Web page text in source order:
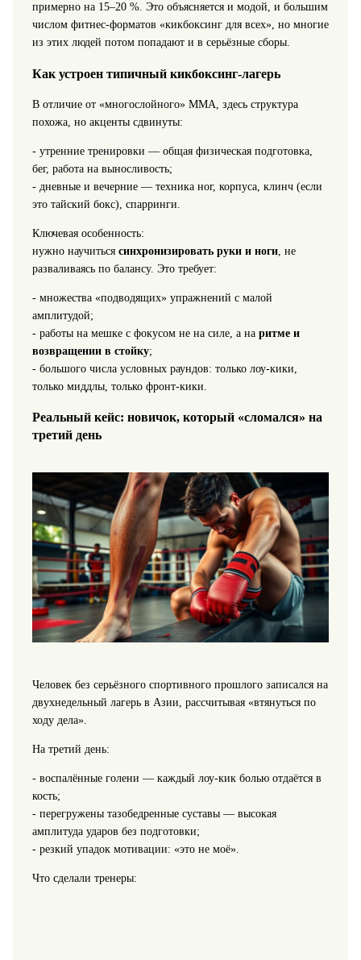
примерно на 15–20 %. Это объясняется и модой, и большим
числом фитнес‑форматов «кикбоксинг для всех», но многие
из этих людей потом попадают и в серьёзные сборы.
Как устроен типичный кикбоксинг‑лагерь
В отличие от «многослойного» ММА, здесь структура
похожа, но акценты сдвинуты:
- утренние тренировки — общая физическая подготовка,
бег, работа на выносливость;
- дневные и вечерние — техника ног, корпуса, клинч (если
это тайский бокс), спарринги.
Ключевая особенность:
нужно научиться синхронизировать руки и ноги, не
разваливаясь по балансу. Это требует:
- множества «подводящих» упражнений с малой
амплитудой;
- работы на мешке с фокусом не на силе, а на ритме и
возвращении в стойку;
- большого числа условных раундов: только лоу‑кики,
только миддлы, только фронт‑кики.
Реальный кейс: новичок, который «сломался» на
третий день
Человек без серьёзного спортивного прошлого записался на
двухнедельный лагерь в Азии, рассчитывая «втянуться по
ходу дела».
На третий день:
- воспалённые голени — каждый лоу‑кик болью отдаётся в
кость;
- перегружены тазобедренные суставы — высокая
амплитуда ударов без подготовки;
- резкий упадок мотивации: «это не моё».
Что сделали тренеры: